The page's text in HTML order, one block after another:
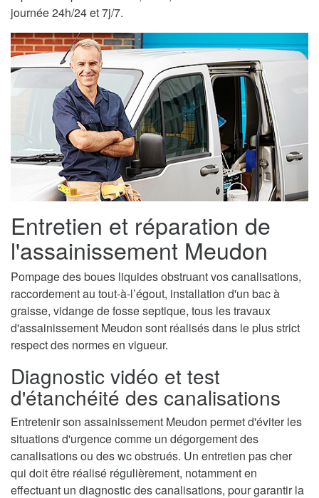
journée 24h/24 et 7j/7.
Entretien et réparation de
l'assainissement Meudon
Pompage des boues liquides obstruant vos canalisations,
raccordement au tout-à-l’égout, installation d'un bac à
graisse, vidange de fosse septique, tous les travaux
d'assainissement Meudon sont réalisés dans le plus strict
respect des normes en vigueur.
Diagnostic vidéo et test
d'étanchéité des canalisations
Entretenir son assainissement Meudon permet d'éviter les
situations d'urgence comme un dégorgement des
canalisations ou des wc obstrués. Un entretien pas cher
qui doit être réalisé régulièrement, notamment en
effectuant un diagnostic des canalisations, pour garantir la